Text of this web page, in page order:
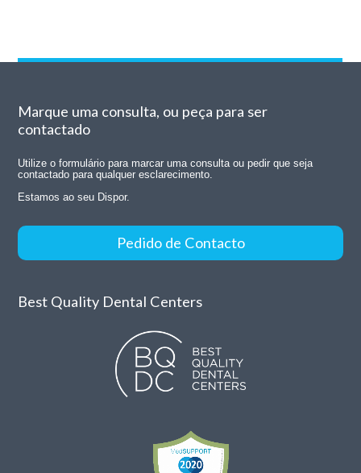
Marque uma consulta, ou peça para ser
contactado
Utilize o formulário para marcar uma consulta ou pedir que seja
contactado para qualquer esclarecimento.
Estamos ao seu Dispor.
Pedido de Contacto
Best Quality Dental Centers